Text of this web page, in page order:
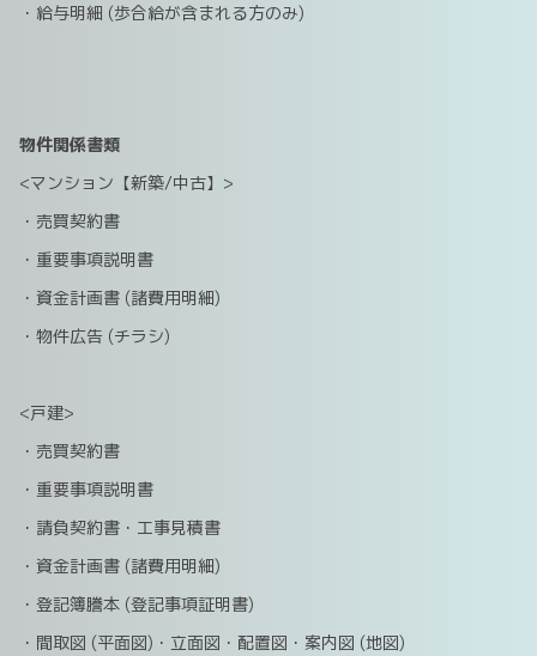
・給与明細 (歩合給が含まれる方のみ)
物件関係書類
<マンション【新築/中古】>
・売買契約書
・重要事項説明書
・資金計画書 (諸費用明細)
・物件広告 (チラシ)
<戸建>
・売買契約書
・重要事項説明書
・請負契約書・工事見積書
・資金計画書 (諸費用明細)
・登記簿謄本 (登記事項証明書)
・間取図 (平面図)・立面図・配置図・案内図 (地図)